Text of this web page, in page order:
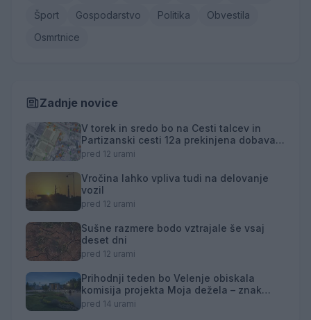
Šport
Gospodarstvo Politika
Obvestila
Osmrtnice
Zadnje novice
V torek in sredo bo na Cesti talcev in
Partizanski cesti 12a prekinjena dobava
toplotne energije
pred 12 urami
Vročina lahko vpliva tudi na delovanje
vozil
pred 12 urami
Sušne razmere bodo vztrajale še vsaj
deset dni
pred 12 urami
Prihodnji teden bo Velenje obiskala
komisija projekta Moja dežela – znak
gostoljubnosti
pred 14 urami